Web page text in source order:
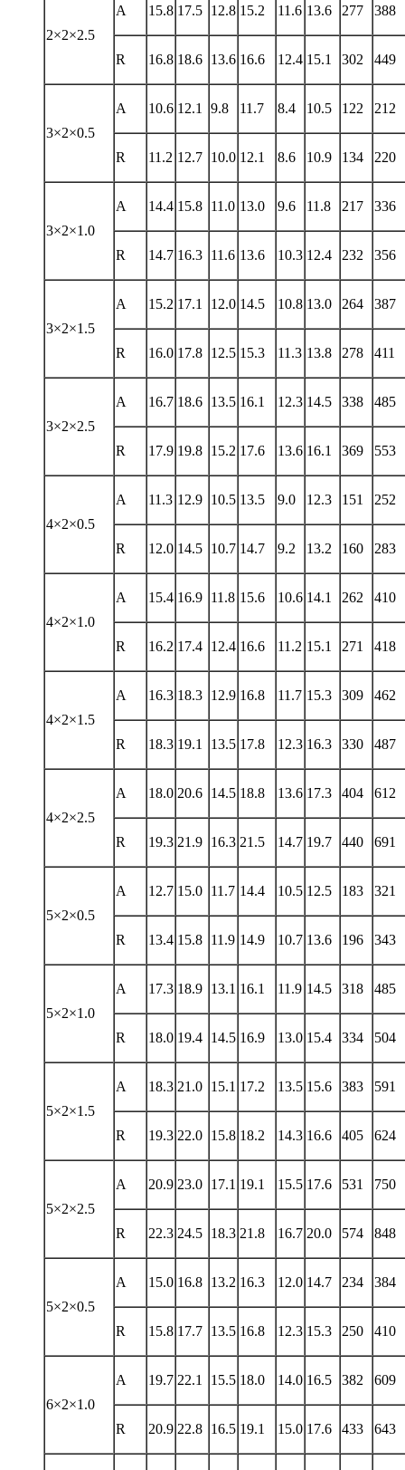
2×2×2.5
A 15.8 17.5 12.8 15.2 11.6 13.6 277 388
R 16.8 18.6 13.6 16.6 12.4 15.1 302 449
3×2×0.5
A 10.6 12.1 9.8 11.7 8.4 10.5 122 212
R 11.2 12.7 10.0 12.1 8.6 10.9 134 220
3×2×1.0
A 14.4 15.8 11.0 13.0 9.6 11.8 217 336
R 14.7 16.3 11.6 13.6 10.3 12.4 232 356
3×2×1.5
A 15.2 17.1 12.0 14.5 10.8 13.0 264 387
R 16.0 17.8 12.5 15.3 11.3 13.8 278 411
3×2×2.5
A 16.7 18.6 13.5 16.1 12.3 14.5 338 485
R 17.9 19.8 15.2 17.6 13.6 16.1 369 553
4×2×0.5
A 11.3 12.9 10.5 13.5 9.0 12.3 151 252
R 12.0 14.5 10.7 14.7 9.2 13.2 160 283
4×2×1.0
A 15.4 16.9 11.8 15.6 10.6 14.1 262 410
R 16.2 17.4 12.4 16.6 11.2 15.1 271 418
4×2×1.5
A 16.3 18.3 12.9 16.8 11.7 15.3 309 462
R 18.3 19.1 13.5 17.8 12.3 16.3 330 487
4×2×2.5
A 18.0 20.6 14.5 18.8 13.6 17.3 404 612
R 19.3 21.9 16.3 21.5 14.7 19.7 440 691
5×2×0.5
A 12.7 15.0 11.7 14.4 10.5 12.5 183 321
R 13.4 15.8 11.9 14.9 10.7 13.6 196 343
5×2×1.0
A 17.3 18.9 13.1 16.1 11.9 14.5 318 485
R 18.0 19.4 14.5 16.9 13.0 15.4 334 504
5×2×1.5
A 18.3 21.0 15.1 17.2 13.5 15.6 383 591
R 19.3 22.0 15.8 18.2 14.3 16.6 405 624
5×2×2.5
A 20.9 23.0 17.1 19.1 15.5 17.6 531 750
R 22.3 24.5 18.3 21.8 16.7 20.0 574 848
5×2×0.5
A 15.0 16.8 13.2 16.3 12.0 14.7 234 384
R 15.8 17.7 13.5 16.8 12.3 15.3 250 410
6×2×1.0
A 19.7 22.1 15.5 18.0 14.0 16.5 382 609
R 20.9 22.8 16.5 19.1 15.0 17.6 433 643